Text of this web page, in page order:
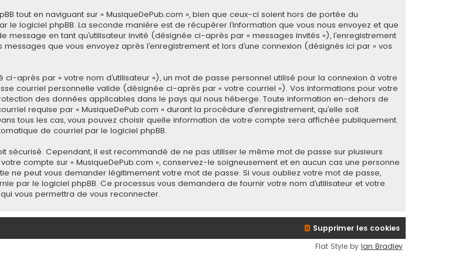
tout en naviguant sur « MusiqueDePub.com », bien que ceux-ci soient hors de portée du
logiciel phpBB. La seconde manière est de récupérer l’information que vous nous envoyez et que
message en tant qu’utilisateur invité (désignée ci-après par « messages invités »), l’enregistrement
que vous envoyez après l’enregistrement et lors d’une connexion (désignés ici par « vos
après par « votre nom d’utilisateur »), un mot de passe personnel utilisé pour la connexion à votre
courriel personnelle valide (désignée ci-après par « votre courriel »). Vos informations pour votre
des données applicables dans le pays qui nous héberge. Toute information en-dehors de
requise par « MusiqueDePub.com » durant la procédure d’enregistrement, qu’elle soit
tous les cas, vous pouvez choisir quelle information de votre compte sera affichée publiquement.
de courriel par le logiciel phpBB.
sécurisé. Cependant, il est recommandé de ne pas utiliser le même mot de passe sur plusieurs
compte sur « MusiqueDePub.com », conservez-le soigneusement et en aucun cas une personne
ne peut vous demander légitimement votre mot de passe. Si vous oubliez votre mot de passe,
par le logiciel phpBB. Ce processus vous demandera de fournir votre nom d’utilisateur et votre
vous permettra de vous reconnecter.
Supprimer les cookies
Flat Style by Ian Bradley